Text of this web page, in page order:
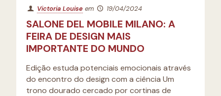
Victoria Louise em 19/04/2024
SALONE DEL MOBILE MILANO: A
FEIRA DE DESIGN MAIS
IMPORTANTE DO MUNDO
Edição estuda potenciais emocionais através
do encontro do design com a ciência Um
trono dourado cercado por cortinas de